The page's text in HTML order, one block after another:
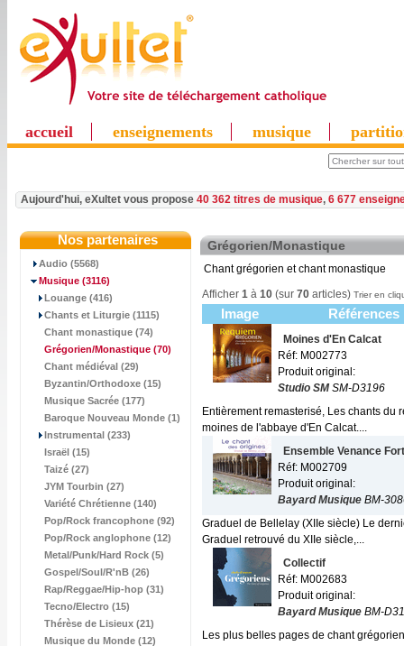
accueil enseignements musique
Aujourd'hui, eXultet vous propose 40 362 titres de musique, 6 677
Nos partenaires
Audio (5568)
Musique (3116)
Louange (416)
Chants et Liturgie (1115)
Chant monastique (74)
Grégorien/Monastique (70)
Chant médiéval (29)
Byzantin/Orthodoxe (15)
Musique Sacrée (177)
Baroque Nouveau Monde (1)
Instrumental (233)
Israël (15)
Taizé (27)
JYM Tourbin (27)
Variété Chrétienne (140)
Pop/Rock francophone (92)
Pop/Rock anglophone (12)
Metal/Punk/Hard Rock (5)
Gospel/Soul/R'nB (26)
Rap/Reggae/Hip-hop (31)
Tecno/Electro (15)
Thérèse de Lisieux (21)
Musique du Monde (12)
Grégorien/Monastique
Chant grégorien et chant monastique
Afficher 1 à 10 (sur 70 articles) Trier en
Image Références
Moines d'En Calcat
Réf: M002773
Produit original:
Studio SM SM-D3196
Entièrement remasterisé, Les chants
moines de l'abbaye d'En Calcat....
Ensemble Venance
Réf: M002709
Produit original:
Bayard Musique BM-
Graduel de Bellelay (XIIe siècle) Le
Graduel retrouvé du XIIe siècle,...
Collectif
Réf: M002683
Produit original:
Bayard Musique BM-
Les plus belles pages de chant